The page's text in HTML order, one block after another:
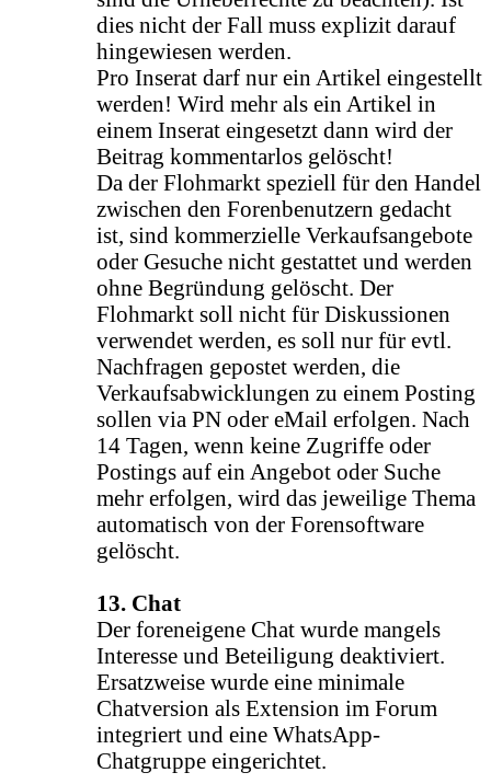
dies nicht der Fall muss explizit darauf
hingewiesen werden.
Pro Inserat darf nur ein Artikel eingestellt
werden! Wird mehr als ein Artikel in
einem Inserat eingesetzt dann wird der
Beitrag kommentarlos gelöscht!
Da der Flohmarkt speziell für den Handel
zwischen den Forenbenutzern gedacht
ist, sind kommerzielle Verkaufsangebote
oder Gesuche nicht gestattet und werden
ohne Begründung gelöscht. Der
Flohmarkt soll nicht für Diskussionen
verwendet werden, es soll nur für evtl.
Nachfragen gepostet werden, die
Verkaufsabwicklungen zu einem Posting
sollen via PN oder eMail erfolgen. Nach
14 Tagen, wenn keine Zugriffe oder
Postings auf ein Angebot oder Suche
mehr erfolgen, wird das jeweilige Thema
automatisch von der Forensoftware
gelöscht.
13. Chat
Der foreneigene Chat wurde mangels
Interesse und Beteiligung deaktiviert.
Ersatzweise wurde eine minimale
Chatversion als Extension im Forum
integriert und eine WhatsApp-
Chatgruppe eingerichtet.